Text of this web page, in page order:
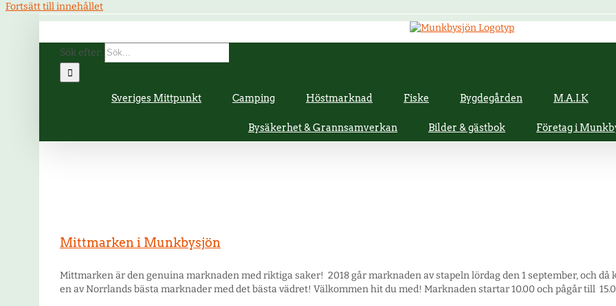
Fortsätt till innehållet
Sök efter:
Sveriges Mittpunkt Camping Höstmarknad Fiske Bygdegården M.A.I.K
Bysäkerhet & Grannsamverkan Bilder & gästbok Företag i
Mittmarken i Munkbysjön
Mittmarken är den genuina marknaden med riktiga saker! 2018 går marknaden av stapeln lördag den 1 september, och
en av Norrlands bästa marknader med det bästa vädret! Välkommen hit du med! Marknaden startar 10.00 och pågår till